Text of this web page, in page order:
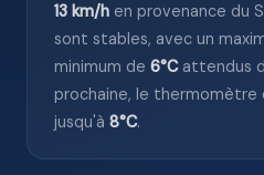
13 km/h en provenance du
sont stables, avec un
minimum de 6°Cattendus
prochaine, le thermomètre
jusqu'à 8°C.